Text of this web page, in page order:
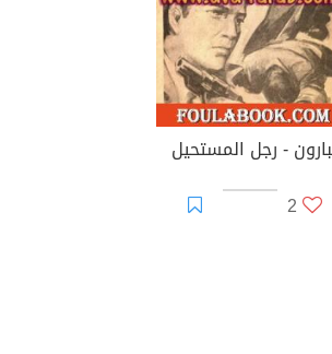
- رجل المستحيل
2